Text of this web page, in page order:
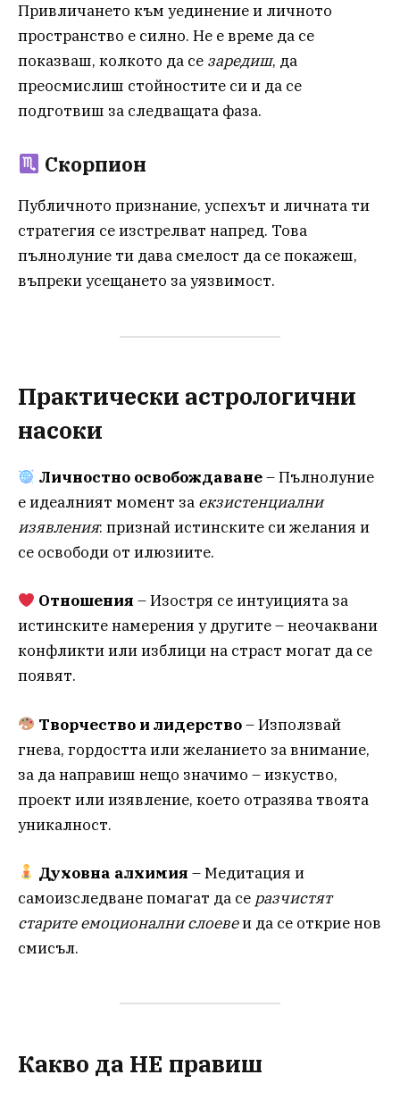
Привличането към уединение и личното
пространство е силно. Не е време да се
показваш, колкото да се заредиш, да
преосмислиш стойностите си и да се
подготвиш за следващата фаза.
Скорпион
Публичното признание, успехът и личната ти
стратегия се изстрелват напред. Това
пълнолуние ти дава смелост да се покажеш,
въпреки усещането за уязвимост.
Практически астрологични
насоки
Личностно освобождаване– Пълнолуние
е идеалният момент за екзистенциални
изявления: признай истинските си желания и
се освободи от илюзиите.
Отношения – Изостря се интуицията за
истинските намерения у другите – неочаквани
конфликти или изблици на страст могат да се
появят.
Творчество и лидерство– Използвай
гнева, гордостта или желанието за внимание,
за да направиш нещо значимо – изкуство,
проект или изявление, което отразява твоята
уникалност.
Духовна алхимия – Медитация и
самоизследване помагат да се разчистят
старите емоционални слоевеи да се открие нов
смисъл.
Какво да НЕ правиш